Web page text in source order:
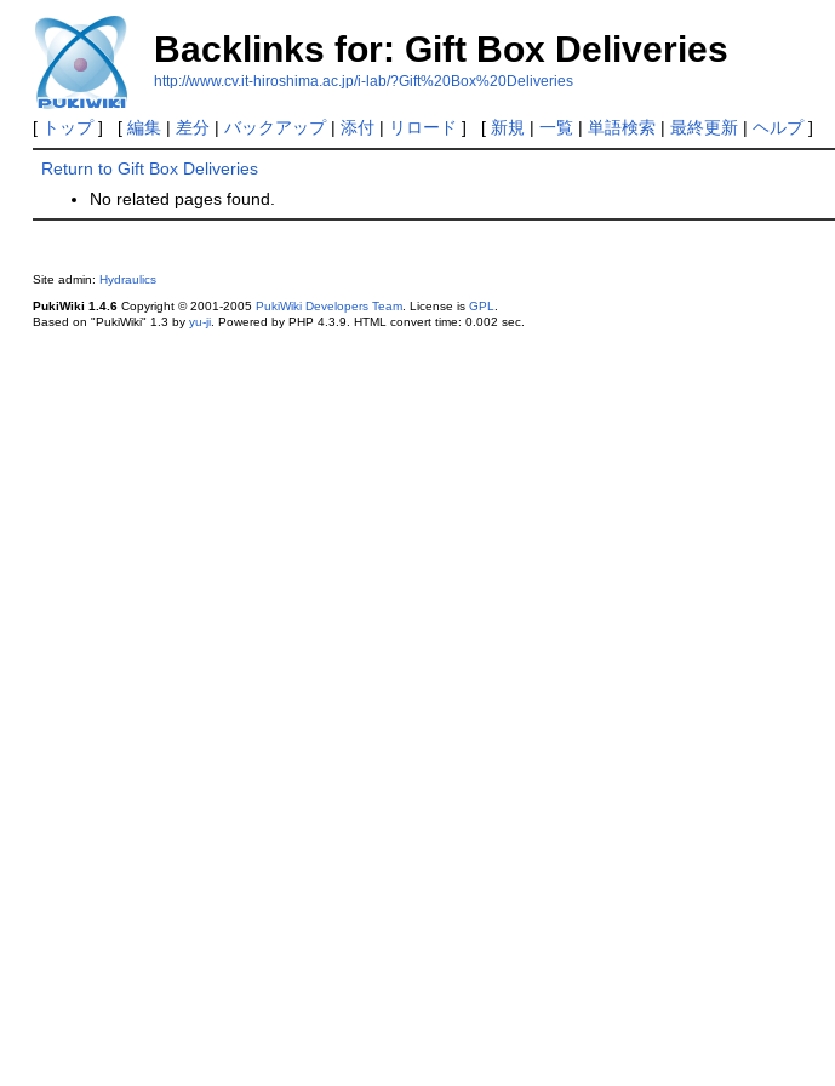
Backlinks for: Gift Box Deliveries
http://www.cv.it-hiroshima.ac.jp/i-lab/?Gift%20Box%20Deliveries
[ トップ] [ 編集| 差分| バックアップ| 添付| リロード ] [ 新規 | 一覧| 単語検索| 最終更新| ヘルプ]
Return to Gift Box Deliveries
No related pages found.
Site admin: Hydraulics
PukiWiki 1.4.6Copyright © 2001-2005 PukiWiki Developers Team. License is GPL
Based on "PukiWiki" 1.3 by yu-ji. Powered by PHP 4.3.9. HTML convert time: 0.002 sec.